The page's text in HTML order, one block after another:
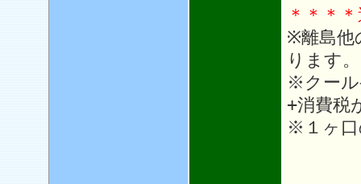
＊＊＊
※離島他
ります。
※クール
+消費税
※１ヶ口